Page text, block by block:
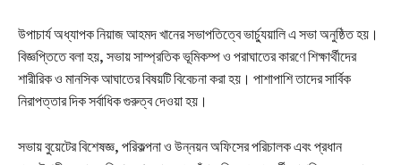
উপাচার্য অধ্যাপক নিয়াজ আহমদ খানের সভাপতিত্বে ভার্চ্যুয়ালি এ সভা অনুষ্ঠিত হয়।
বিজ্ঞপ্তিতে বলা হয়, সভায় সাম্প্রতিক ভূমিকম্প ও পরাঘাতের কারণে শিক্ষার্থীদের
শারীরিক ও মানসিক আঘাতের বিষয়টি বিবেচনা করা হয়। পাশাপাশি তাদের সার্বিক
নিরাপত্তার দিক সর্বাধিক গুরুত্ব দেওয়া হয়।
সভায় বুয়েটের বিশেষজ্ঞ, পরিকল্পনা ও উন্নয়ন অফিসের পরিচালক এবং প্রধান